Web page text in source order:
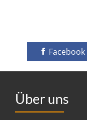
Facebook
Über uns